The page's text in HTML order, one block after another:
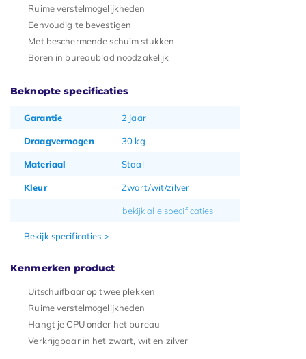
Ruime verstelmogelijkheden
Eenvoudig te bevestigen
Met beschermende schuim stukken
Boren in bureaublad noodzakelijk
Beknopte specificaties
Garantie 2 jaar
Draagvermogen 30 kg
Materiaal Staal
Kleur Zwart/wit/zilver
bekijk alle specificaties
Bekijk specificaties >
Kenmerken product
Uitschuifbaar op twee plekken
Ruime verstelmogelijkheden
Hangt je CPU onder het bureau
Verkrijgbaar in het zwart, wit en zilver